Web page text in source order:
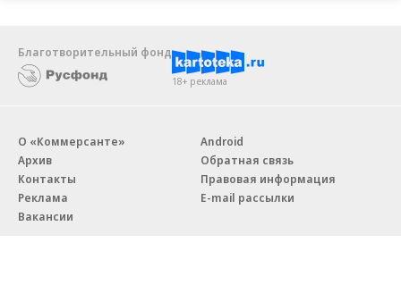
Благотворительный фонд
18+ реклама
О «Коммерсанте»
Архив
Контакты
Реклама
Вакансии
Android
Обратная связь
Правовая информация
E-mail рассылки